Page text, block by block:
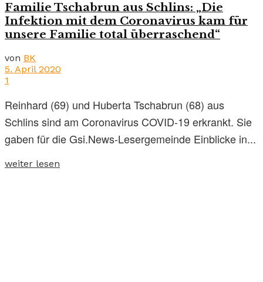
Familie Tschabrun aus Schlins: „Die
Infektion mit dem Coronavirus kam für
unsere Familie total überraschend“
von BK
5. April 2020
1
Reinhard (69) und Huberta Tschabrun (68) aus
Schlins sind am Coronavirus COVID-19 erkrankt. Sie
gaben für die Gsi.News-Lesergemeinde Einblicke in...
weiter lesen